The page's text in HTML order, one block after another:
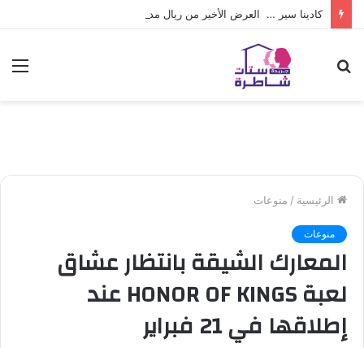
كادينا سير … العرض الأخير من ريال مدريد لـ فينيسوس جونيور
الرئيسية / منوعات
منوعات
المعارك الشيقة بانتظار عشاق
لعبة HONOR OF KINGS عند
إطلاقها في 21 فبراير